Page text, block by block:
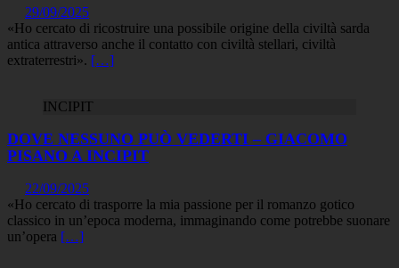
29/09/2025
«Ho cercato di ricostruire una possibile origine della civiltà sarda
antica attraverso anche il contatto con civiltà stellari, civiltà
extraterrestri». […]
INCIPIT
DOVE NESSUNO PUÒ VEDERTI – GIACOMO
PISANO A INCIPIT
22/09/2025
«Ho cercato di trasporre la mia passione per il romanzo gotico
classico in un’epoca moderna, immaginando come potrebbe suonare
un’opera […]